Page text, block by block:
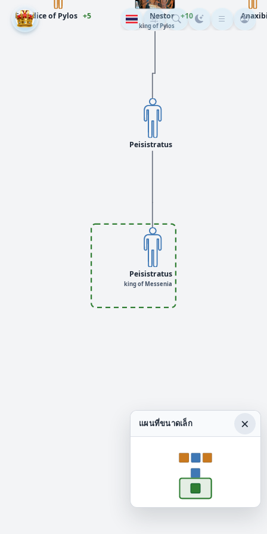
Peisistratus
king of Messenia
Peisistratus
Eurydice of Pylos +5 Nestor
king of Pylos
+10
แผนที่ขนาดเล็ก ×